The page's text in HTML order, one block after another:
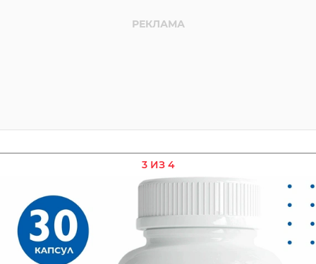
3 ИЗ 4